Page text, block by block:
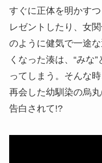
すぐに正体を明かす
レゼントしたり、女
のように健気で一途
くなった湊は、“みな
ってしまう。そんな
再会した幼馴染の烏
告白されて!?